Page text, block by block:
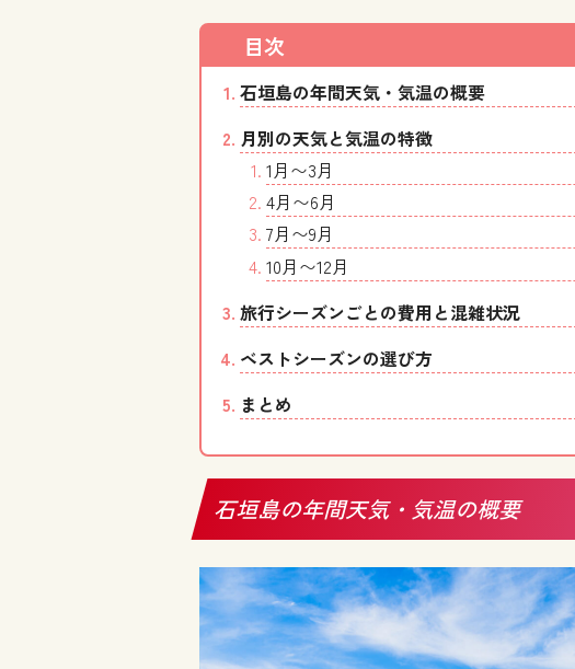
石垣島の年間天気・気温の概要
月別の天気と気温の特徴
1月〜3月
4月〜6月
7月〜9月
10月〜12月
旅行シーズンごとの費用と混雑状況
ベストシーズンの選び方
まとめ
石垣島の年間天気・気温の概要